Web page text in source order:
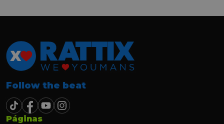
Follow the beat
Páginas